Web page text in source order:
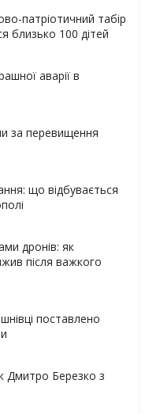
патріотичний табір
близько 100 дітей
аварії в
за перевищення
що відбувається
дронів: як
після важкого
поставлено
Дмитро Березко з